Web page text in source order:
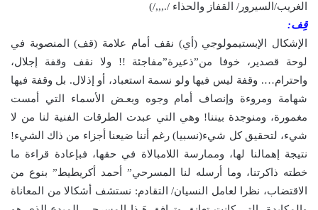
الغريب/السيرور/ القفاز والحذاء /.,,,/)
قِف:
الإشكال الإبستيمولوجي (أي) نقف أمام علامة (قف) المنصوبة في
لوحة قصدير، خوفا من”ذعيرة”مفاجئة !! ولا نقف وقفة إجلال،
واحترام…. وقفة ليس فيها ولو نسمة استعباد، أو إذلال. بل وقفة فيها
شهامة ومروءة وإنصاف أمام وجوه وبعـض الأسماء التي أمست
مغمورة، ومنوجدة بيننا! وهي التي عبدت الطرقات الفنية لنا من لا
شيء، لتحقيق كل شيء(نسبيا) رغم أننا ضيعنا أجزاء من ذاك الشيء!
نتيجة إهمالنا لها، وممارسة اللامبالاة في حقها، فبإعادة قراءة ما
خطته ذاكرتنا، وما أرسله لنا المسرحي” أحمد أكريطيط” بنوع من
الاقتضاب، نظرا لعامل النسيان/ التقادم: نستشف أشكالا من المعاناة